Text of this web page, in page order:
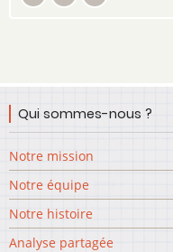
Qui sommes-nous ?
Notre mission
Notre équipe
Notre histoire
Analyse partagée